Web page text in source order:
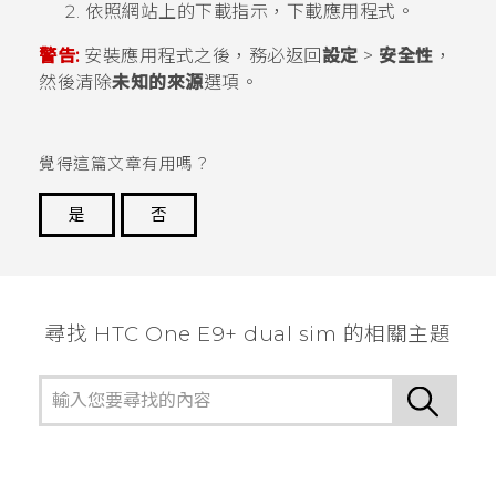
依照網站上的下載指示，下載應用程式。
警告:安裝應用程式之後，務必返回設定 > 安全性 ，
然後清除未知的來源選項。
覺得這篇文章有用嗎？
是
否
尋找 HTC One E9+ dual sim 的相關主題